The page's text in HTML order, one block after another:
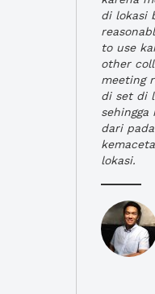
di lokasi
to use
other
meeting
di set di
dari
lokasi.